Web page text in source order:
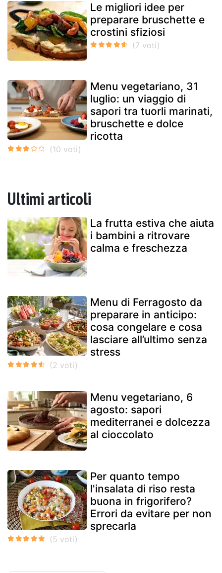
Le migliori idee per
preparare bruschette e
crostini sfiziosi
Menu vegetariano, 31
luglio: un viaggio di
sapori tra tuorli marinati,
bruschette e dolce
ricotta
Ultimi articoli
La frutta estiva che aiuta
i bambini a ritrovare
calma e freschezza
Menu di Ferragosto da
preparare in anticipo:
cosa congelare e cosa
lasciare all’ultimo senza
stress
Menu vegetariano, 6
agosto: sapori
mediterranei e dolcezza
al cioccolato
Per quanto tempo
l'insalata di riso resta
buona in frigorifero?
Errori da evitare per non
sprecarla